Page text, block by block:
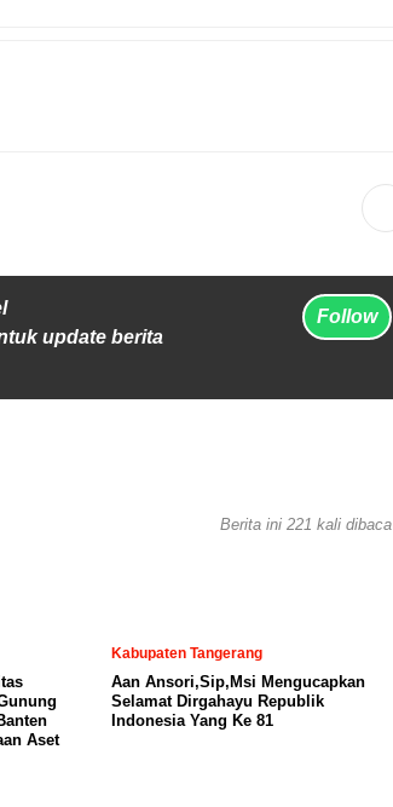
update berita
Follow
Berita ini 221 kali dibaca
Aset
Kabupaten Tangerang
Aan Ansori,Sip,Msi Mengucapkan
Selamat Dirgahayu Republik
Indonesia Yang Ke 81